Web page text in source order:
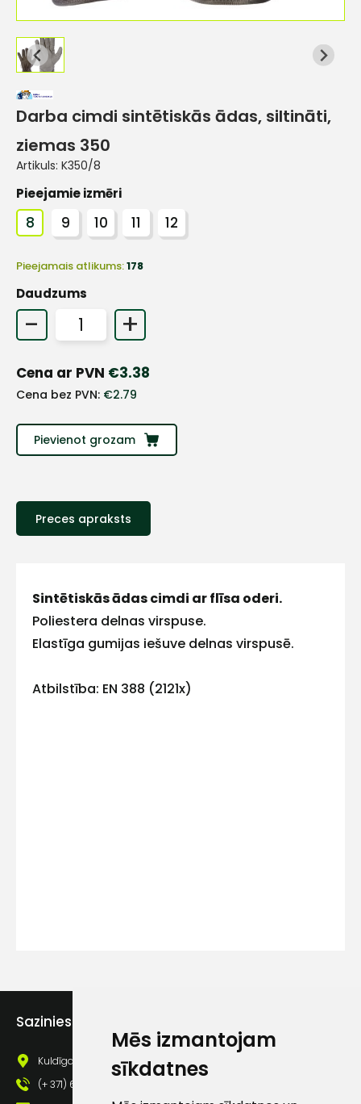
Mēs izmantojam
sīkdatnes
Darba cimdi sintētiskās ādas, siltināti,
ziemas 350
Artikuls: K350/8
Pieejamie izmēri
8 9 10 11 12
Pieejamais atlikums:178
Daudzums
- +
Cena ar PVN €3.38
Cena bez PVN: €2.79
Pievienot grozam
Preces apraksts
Sintētiskās ādas cimdi ar flīsa oderi.
Poliestera delnas virspuse.
Elastīga gumijas iešuve delnas virspusē.
Atbilstība: EN 388 (2121x)
Sazinies ar mums
Kuldīgas iela 69a, Saldus, Saldus nov., LV - 3801
(+ 371) 63 881 186
Vārds
E-pasts
lietošanas noteikumiem
Piekrītu saņemt
+